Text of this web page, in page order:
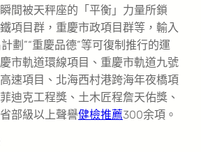
間被天秤座的「平衡」力量所鎖
項目群，重慶市政項目群等，輸入
劃”“重慶品德”等可復制推行的運
市軌道環線項目、重慶市軌道九號
速項目、北海西村港跨海年夜橋項
迪克工程獎、土木匠程詹天佑獎、
部級以上聲譽健檢推薦300余項。